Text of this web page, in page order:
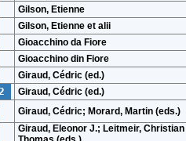
Gilson, Etienne
Gilson, Etienne et alii
Gioacchino da Fiore
Gioacchino din Fiore
Giraud, Cédric (ed.)
Giraud, Cédric (ed.)
Giraud, Cédric; Morard, Martin (eds.)
Giraud, Eleonor J.; Leitmeir, Christian